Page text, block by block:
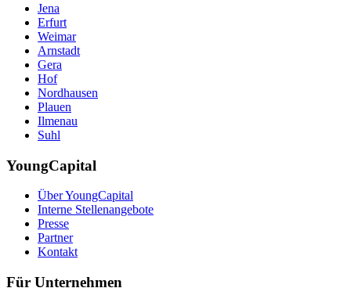
Jena
Erfurt
Weimar
Arnstadt
Gera
Hof
Nordhausen
Plauen
Ilmenau
Suhl
YoungCapital
Über YoungCapital
Interne Stellenangebote
Presse
Partner
Kontakt
Für Unternehmen